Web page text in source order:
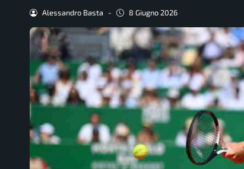
Alessandro Basta - 8 Giugno 2026